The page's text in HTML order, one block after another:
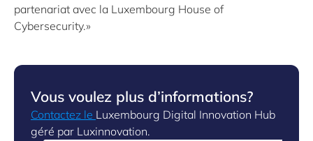
partenariat avec la Luxembourg House of
Cybersecurity.»
Vous voulez plus d’informations?
Contactez le Luxembourg Digital Innovation Hub
géré par Luxinnovation.